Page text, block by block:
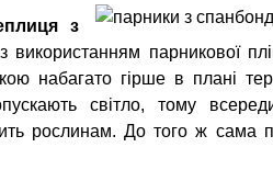
з
парникової
набагато гірше в плані
світло, тому
рослинам. До того ж сама